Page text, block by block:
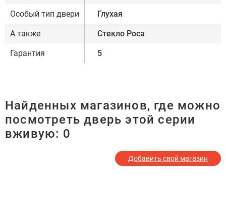
Особый тип двери Глухая
А также Стекло Роса
Гарантия 5
Найденных магазинов, где можно
посмотреть дверь этой серии
вживую: 0
Добавить свой магазин